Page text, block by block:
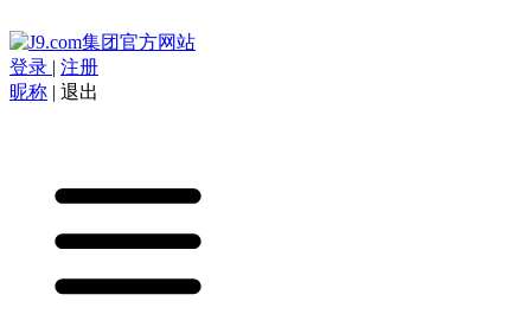
登录 | 注册
昵称 | 退出